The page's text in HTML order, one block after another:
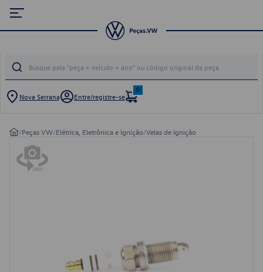
Nova Serrana Entre/registre-se
0
/Peças VW/Elétrica, Eletrônica e Ignição/Velas de Ignição